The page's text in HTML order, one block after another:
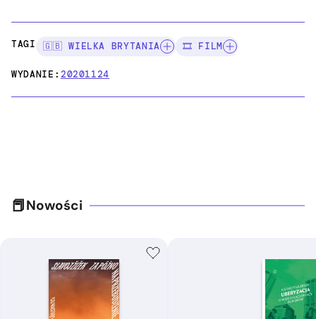
TAGI: 🇬🇧 WIELKA BRYTANIA 🎞️ FILM
WYDANIE:20201124
Nowości